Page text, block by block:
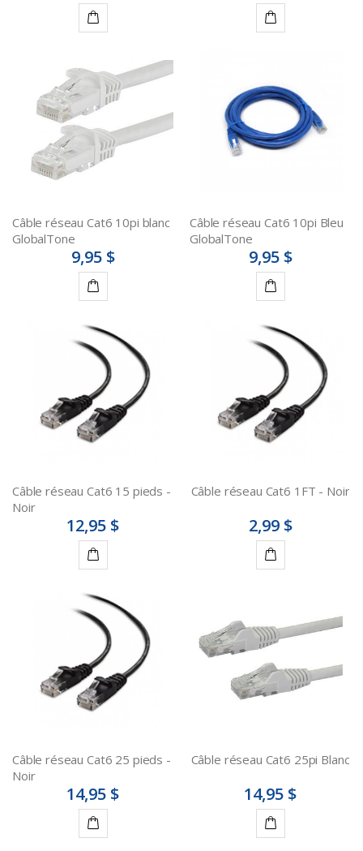
au
panier
panier
Câble réseau Cat6 10pi blanc
GlobalTone
9,95 $
au
panier
Câble réseau Cat6 10pi Bleu
GlobalTone
9,95 $
au
panier
Câble réseau Cat6 15 pieds -
Noir
12,95 $
panier
Câble réseau Cat6 1FT - Noir
2,99 $
panier
Câble réseau Cat6 25 pieds -
Noir
14,95 $
Câble réseau Cat6 25pi Blanc
14,95 $